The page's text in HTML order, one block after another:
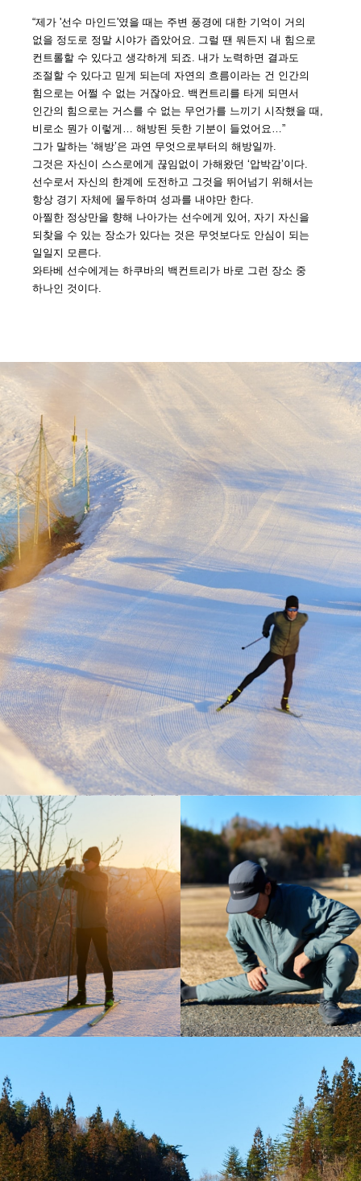
“제가 '선수 마인드'였을 때는 주변 풍경에 대한 기억이 거의
없을 정도로 정말 시야가 좁았어요. 그럴 땐 뭐든지 내 힘으로
컨트롤할 수 있다고 생각하게 되죠. 내가 노력하면 결과도
조절할 수 있다고 믿게 되는데 자연의 흐름이라는 건 인간의
힘으로는 어쩔 수 없는 거잖아요. 백컨트리를 타게 되면서
인간의 힘으로는 거스를 수 없는 무언가를 느끼기 시작했을 때,
비로소 뭔가 이렇게… 해방된 듯한 기분이 들었어요…”
그가 말하는 ‘해방’은 과연 무엇으로부터의 해방일까.
그것은 자신이 스스로에게 끊임없이 가해왔던 ‘압박감’이다.
선수로서 자신의 한계에 도전하고 그것을 뛰어넘기 위해서는
항상 경기 자체에 몰두하며 성과를 내야만 한다.
아찔한 정상만을 향해 나아가는 선수에게 있어, 자기 자신을
되찾을 수 있는 장소가 있다는 것은 무엇보다도 안심이 되는
일일지 모른다.
와타베 선수에게는 하쿠바의 백컨트리가 바로 그런 장소 중
하나인 것이다.